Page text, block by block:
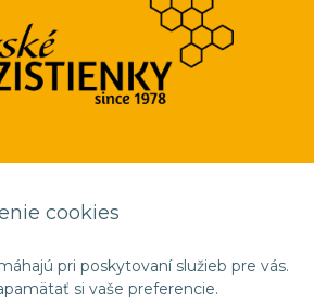
cookies
pri poskytovaní služieb pre vás.
si vaše preferencie.
•NextShop&e-shop Pohoda